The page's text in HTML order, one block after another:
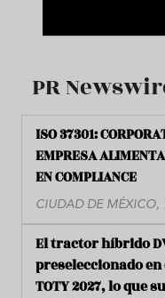
PR
ISO 37301:
EMPRESA
EN COMPLIANCE
CIUDAD DE
El tractor híbrido
preseleccionado
TOTY 2027, lo que